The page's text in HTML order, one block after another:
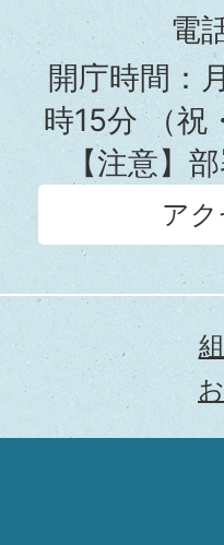
所
電
開庁時間：
時15分（祝
【注意】
ア